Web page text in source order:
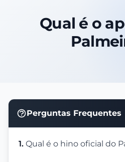
Qual é o
Perguntas Frequentes
1. Qual é o hino oficial do